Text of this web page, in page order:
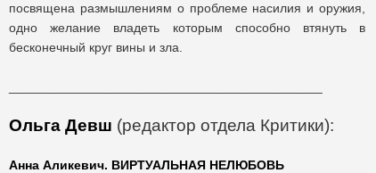
посвящена размышлениям о проблеме насилия и оружия,
одно желание владеть которым способно втянуть в
бесконечный круг вины и зла.
Ольга Девш (редактор отдела Критики):
Анна Аликевич. ВИРТУАЛЬНАЯ НЕЛЮБОВЬ